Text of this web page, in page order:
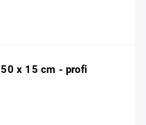
x 15 cm - profi